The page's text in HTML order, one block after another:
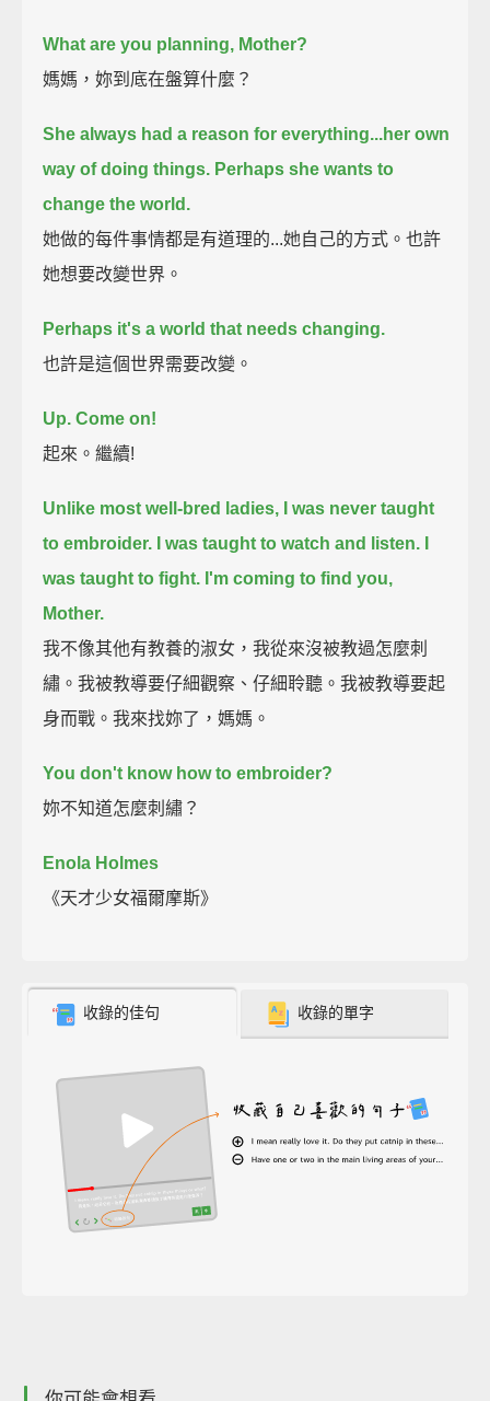
What are you planning, Mother?
媽媽，妳到底在盤算什麼？
She always had a reason for everything...her own
way of doing things. Perhaps she wants to
change the world.
她做的每件事情都是有道理的...她自己的方式。也許
她想要改變世界。
Perhaps it's a world that needs changing.
也許是這個世界需要改變。
Up. Come on!
起來。繼續!
Unlike most well-bred ladies,
I was never taught
to embroider.
I was taught to watch and listen.
was taught to fight. I'm coming to find you,
Mother.
我不像其他有教養的淑女，我從來沒被教過怎麼刺
繡。我被教導要仔細觀察、仔細聆聽。我被教導要起
身而戰。我來找妳了，媽媽。
You don't know how to embroider?
妳不知道怎麼刺繡？
Enola Holmes
《天才少女福爾摩斯》
收錄的佳句 收錄的單字